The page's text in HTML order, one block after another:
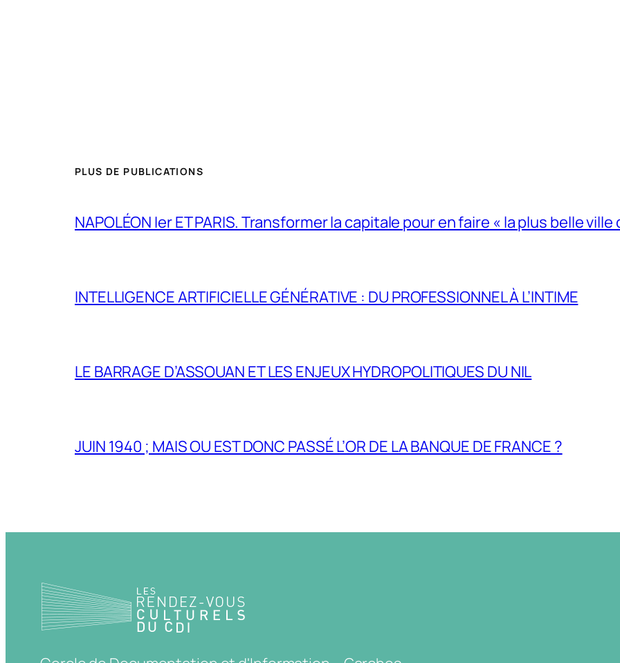
PLUS DE PUBLICATIONS
NAPOLÉON Ier ET PARIS. Transformer la capitale pour en faire « la plus belle
INTELLIGENCE ARTIFICIELLE GÉNÉRATIVE : DU PROFESSIONNEL À L’INTIME
LE BARRAGE D’ASSOUAN ET LES ENJEUX HYDROPOLITIQUES DU NIL
JUIN 1940 ; MAIS OU EST DONC PASSÉ L’OR DE LA BANQUE DE FRANCE ?